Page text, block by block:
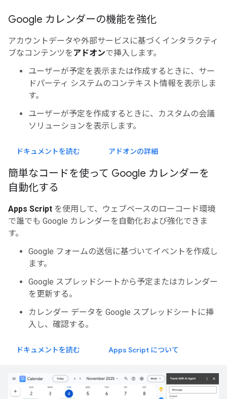
Google カレンダーの機能を強化
アカウントデータや外部サービスに基づくインタラクティ
ブなコンテンツを アドオンで挿入します。
ユーザーが予定を表示または作成するときに、サー
ドパーティ システムのコンテキスト情報を表示しま
す。
ユーザーが予定を作成するときに、カスタムの会議
ソリューションを表示します。
ドキュメントを読む アドオンの詳細
簡単なコードを使って Google カレンダーを
自動化する
Apps Script を使用して、ウェブベースのローコード環境
で誰でも Google カレンダーを自動化および強化できま
す。
Google フォームの送信に基づいてイベントを作成し
ます。
Google スプレッドシートから予定またはカレンダー
を更新する。
カレンダー データを Google スプレッドシートに挿
入し、確認する。
ドキュメントを読む Apps Script について